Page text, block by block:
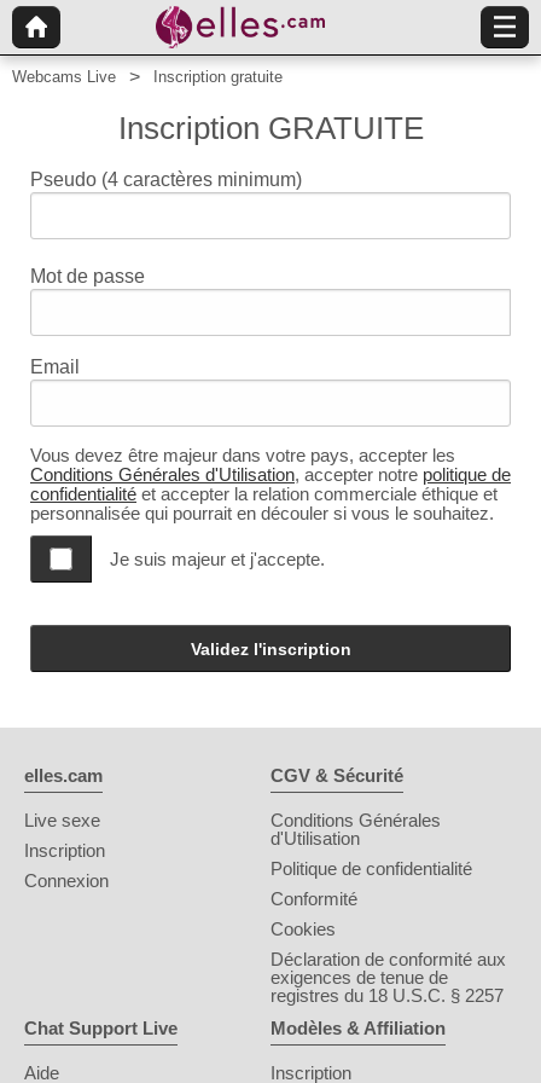
Webcams Live Inscription gratuite
Inscription GRATUITE
Pseudo (4 caractères minimum)
Mot de passe
Email
Vous devez être majeur dans votre pays, accepter les
Conditions Générales d'Utilisation, accepter notre politique de
confidentialité et accepter la relation commerciale éthique et
personnalisée qui pourrait en découler si vous le souhaitez.
Je suis majeur et j'accepte.
Validez l'inscription
elles.cam
Live sexe
Inscription
Connexion
CGV & Sécurité
Conditions Générales
d'Utilisation
Politique de confidentialité
Conformité
Cookies
Déclaration de conformité aux
exigences de tenue de
registres du 18 U.S.C. § 2257
Chat Support Live
Aide
Modèles & Affiliation
Inscription